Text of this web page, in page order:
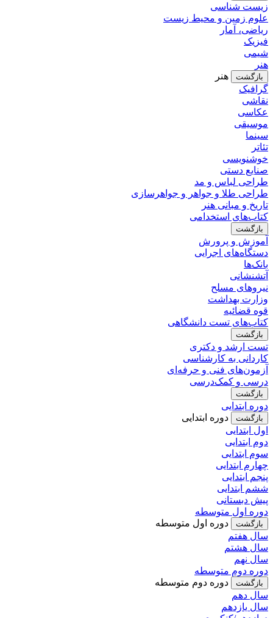
زیست شناسی
علوم زمین و محیط زیست
ریاضی، آمار
فیزیک
شیمی
هنر
بازگشت
هنر
گرافیک
نقاشی
عکاسی
موسیقی
سینما
تئاتر
خوشنویسی
صنایع دستی
طراحی لباس و مد
طراحی طلا و جواهر و جواهرسازی
تاریخ و مبانی هنر
کتاب‌های استخدامی
بازگشت
آموزش و پرورش
دستگاه‌های اجرایی
بانک‌ها
آتشنشانی
نیروهای مسلح
وزارت بهداشت
قوه قضائیه
کتاب‌های تست دانشگاهی
بازگشت
تست ارشد و دکتری
کاردانی به کارشناسی
آزمون‌های فنی و حرفه‌ای
درسی و کمک‌درسی
بازگشت
دوره ابتدایی
بازگشت
دوره ابتدایی
اول ابتدایی
دوم ابتدایی
سوم ابتدایی
چهارم ابتدایی
پنجم ابتدایی
ششم ابتدایی
پیش دبستانی
دوره اول متوسطه
بازگشت
دوره اول متوسطه
سال هفتم
سال هشتم
سال نهم
دوره دوم متوسطه
بازگشت
دوره دوم متوسطه
سال دهم
سال یازدهم